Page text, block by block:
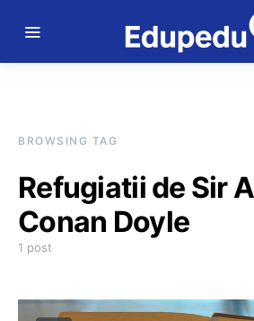
BROWSING TAG
Refugiatii de Sir
Conan Doyle
1 post